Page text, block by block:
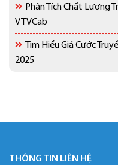
Phân Tích Chất Lượng
VTVCab
Tìm Hiểu Giá Cước
2025
THÔNG TIN LIÊN HỆ